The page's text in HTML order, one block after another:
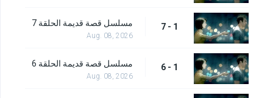
1 - 7 مسلسل قصة قديمة الحلقة 7
Aug. 08, 2026
1 - 6 مسلسل قصة قديمة الحلقة 6
Aug. 08, 2026